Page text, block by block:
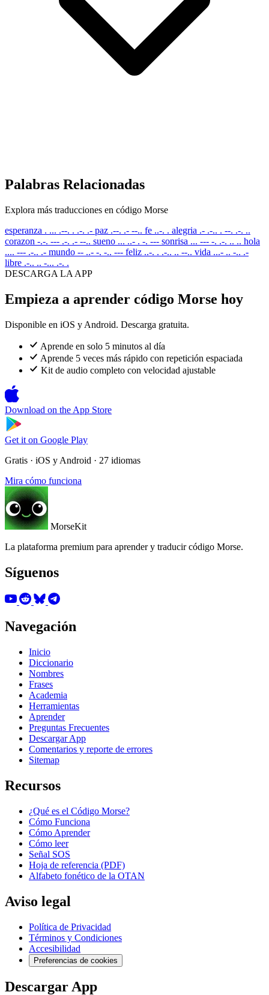
Palabras Relacionadas
Explora más traducciones en código Morse
esperanza . ... .--. . .-. .- paz .--. .- --.. fe ..-. . alegria .- .-.. . --. .-. ..
corazon -.-. --- .-. .- --.. sueno ... ..- . -. --- sonrisa ... --- -. .-. .. .. hola
.... --- .-.. .- mundo -- ..- -. -.. --- feliz ..-. . .-.. .. --.. vida ...- .. -.. .-
libre .-.. .. -... .-. .
DESCARGA LA APP
Empieza a aprender código Morse hoy
Disponible en iOS y Android. Descarga gratuita.
Aprende en solo 5 minutos al día
Aprende 5 veces más rápido con repetición espaciada
Kit de audio completo con velocidad ajustable
Download on the App Store
Get it on Google Play
Gratis · iOS y Android · 27 idiomas
Mira cómo funciona
MorseKit
La plataforma premium para aprender y traducir código Morse.
Síguenos
Navegación
Inicio
Diccionario
Nombres
Frases
Academia
Herramientas
Aprender
Preguntas Frecuentes
Descargar App
Comentarios y reporte de errores
Sitemap
Recursos
¿Qué es el Código Morse?
Cómo Funciona
Cómo Aprender
Cómo leer
Señal SOS
Hoja de referencia (PDF)
Alfabeto fonético de la OTAN
Aviso legal
Política de Privacidad
Términos y Condiciones
Accesibilidad
Preferencias de cookies
Descargar App